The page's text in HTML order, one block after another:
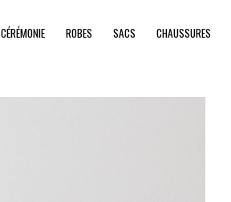
CÉRÉMONIE ROBES SACS CHAUSSURES